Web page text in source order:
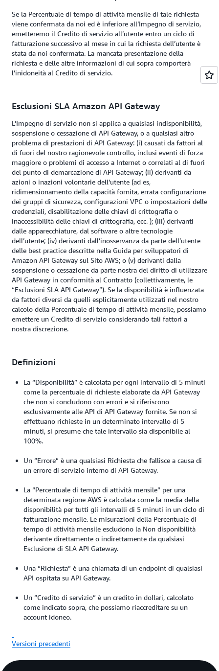
Se la Percentuale di tempo di attività mensile di tale richiesta
viene confermata da noi ed è inferiore all’Impegno di servizio,
emetteremo il Credito di servizio all’utente entro un ciclo di
fatturazione successivo al mese in cui la richiesta dell’utente è
stata da noi confermata. La mancata presentazione della
richiesta e delle altre informazioni di cui sopra comporterà
l’inidoneità al Credito di servizio.
Esclusioni SLA Amazon API Gateway
L’Impegno di servizio non si applica a qualsiasi indisponibilità,
sospensione o cessazione di API Gateway, o a qualsiasi altro
problema di prestazioni di API Gateway: (i) causati da fattori al
di fuori del nostro ragionevole controllo, inclusi eventi di forza
maggiore o problemi di accesso a Internet o correlati al di fuori
del punto di demarcazione di API Gateway; (ii) derivanti da
azioni o inazioni volontarie dell’utente (ad es,
ridimensionamento della capacità fornita, errata configurazione
dei gruppi di sicurezza, configurazioni VPC o impostazioni delle
credenziali, disabilitazione delle chiavi di crittografia o
inaccessibilità delle chiavi di crittografia, ecc. ); (iii) derivanti
dalle apparecchiature, dal software o altre tecnologie
dell’utente; (iv) derivanti dall’inosservanza da parte dell’utente
delle best practice descritte nella Guida per sviluppatori di
Amazon API Gateway sul Sito AWS; o (v) derivanti dalla
sospensione o cessazione da parte nostra del diritto di utilizzare
API Gateway in conformità al Contratto (collettivamente, le
“Esclusioni SLA API Gateway”). Se la disponibilità è influenzata
da fattori diversi da quelli esplicitamente utilizzati nel nostro
calcolo della Percentuale di tempo di attività mensile, possiamo
emettere un Credito di servizio considerando tali fattori a
nostra discrezione.
Definizioni
La “Disponibilità” è calcolata per ogni intervallo di 5 minuti
come la percentuale di richieste elaborate da API Gateway
che non si concludono con errori e si riferiscono
esclusivamente alle API di API Gateway fornite. Se non si
effettuano richieste in un determinato intervallo di 5
minuti, si presume che tale intervallo sia disponibile al
100%.
Un “Errore” è una qualsiasi Richiesta che fallisce a causa di
un errore di servizio interno di API Gateway.
La “Percentuale di tempo di attività mensile” per una
determinata regione AWS è calcolata come la media della
disponibilità per tutti gli intervalli di 5 minuti in un ciclo di
fatturazione mensile. Le misurazioni della Percentuale di
tempo di attività mensile escludono la Non disponibilità
derivante direttamente o indirettamente da qualsiasi
Esclusione di SLA API Gateway.
Una “Richiesta” è una chiamata di un endpoint di qualsiasi
API ospitata su API Gateway.
Un “Credito di servizio” è un credito in dollari, calcolato
come indicato sopra, che possiamo riaccreditare su un
account idoneo.
Versioni precedenti